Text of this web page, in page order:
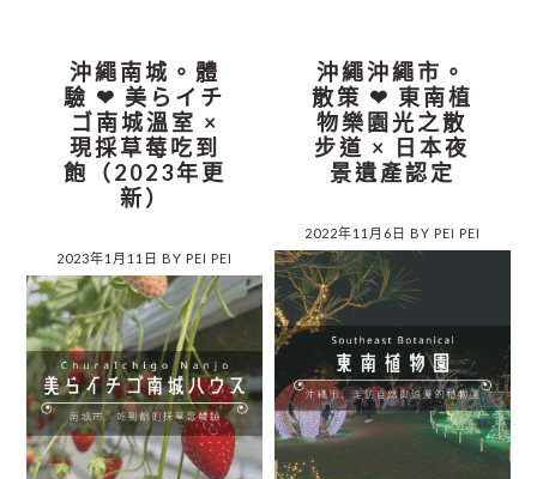
沖繩南城。體
驗 ❤︎ 美らイチ
ゴ南城溫室 ×
現採草莓吃到
飽（2023年更
新）
2023年1月11日 BY PEI PEI
沖繩沖繩市。
散策 ❤︎ 東南植
物樂園光之散
步道 × 日本夜
景遺產認定
2022年11月6日 BY PEI PEI